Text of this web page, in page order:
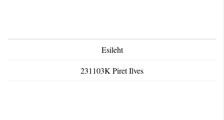
Esileht
231103K Piret Ilves